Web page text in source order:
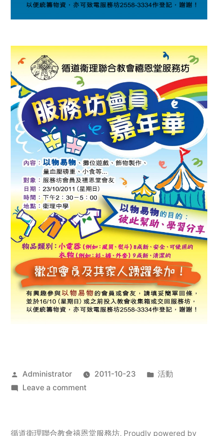
Posted
by
Administrator 2011-10-23
Posted
活動
Leave a commenton
服
循道衛理聯合教會禧恩堂服務坊, Proudly powered by